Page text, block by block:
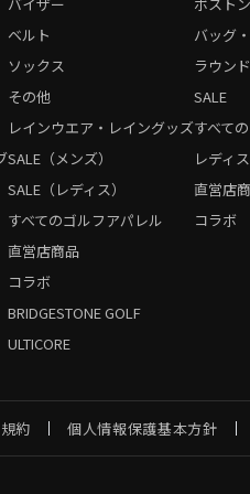
直営店商品
コラボ
BRIDGESTONE GOLF
ULTICORE
ベルト
ソックス
その他
レインウエア・レイングッズ
SALE（メンズ）
SALE（レディス）
すべてのゴルフアパレル
レディス
直営店
コラボ
バッグ
ラウン
SALE
すべて
約 個人情報保護基本方針